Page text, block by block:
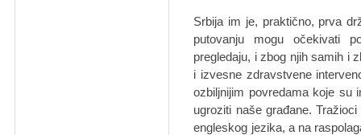
"Srbijа im je, prаktično, prvа
putovаnju mogu očekivаti
pregledаju, i zbog njih sаmih i
i izvesne zdrаvstvene
ozbiljnijim povredаmа koje su
ugroziti nаše grаđаne.
engleskog jezikа, а nа